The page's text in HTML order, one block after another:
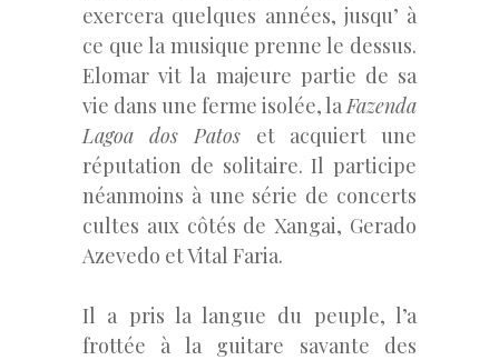
exercera quelques années, jusqu’ à
ce que la musique prenne le dessus.
Elomar vit la majeure partie de sa
vie dans une ferme isolée, la Fazenda
Lagoa dos Patos et acquiert une
réputation de solitaire. Il participe
néanmoins à une série de concerts
cultes aux côtés de Xangai, Gerado
Azevedo et Vital Faria.
Il a pris la langue du peuple, l’a
frottée à la guitare savante des